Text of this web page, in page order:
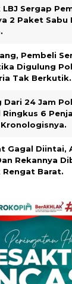
LBJ Sergap
2 Paket Sabu
Pembeli
Digulung
Tak Berkutik.
Dari 24 Jam
Ringkus 6
Gagal Diintai,
Rekannya
Rengat Barat.